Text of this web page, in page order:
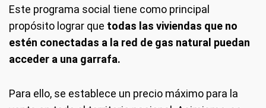
Este programa social tiene como principal
propósito lograr que todas las viviendas que no
estén conectadas a la red de gas natural puedan
acceder a una garrafa.
Para ello, se establece un precio máximo para la